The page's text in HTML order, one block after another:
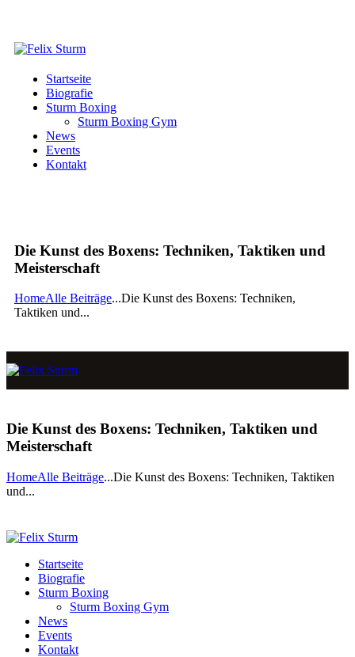
Startseite
Biografie
Sturm Boxing
Sturm Boxing Gym
News
Events
Kontakt
Die Kunst des Boxens: Techniken, Taktiken und
Meisterschaft
HomeAlle Beiträge...Die Kunst des Boxens: Techniken,
Taktiken und...
Die Kunst des Boxens: Techniken, Taktiken und
Meisterschaft
HomeAlle Beiträge...Die Kunst des Boxens: Techniken, Taktiken
und...
Startseite
Biografie
Sturm Boxing
Sturm Boxing Gym
News
Events
Kontakt